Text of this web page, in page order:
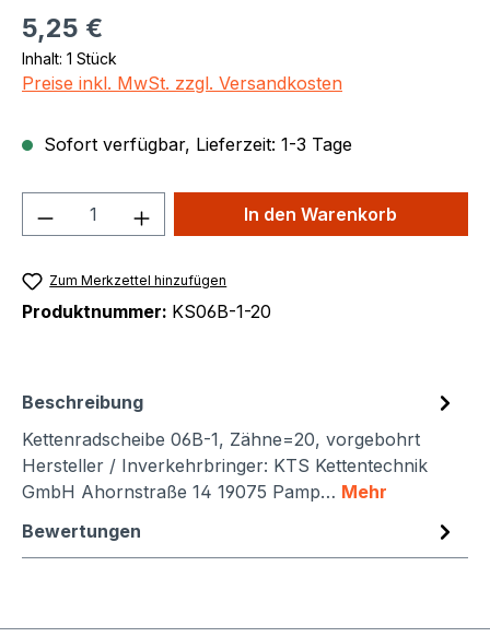
Regulärer Preis:
5,25 €
Inhalt: 1 Stück
Preise inkl. MwSt. zzgl. Versandkosten
Sofort verfügbar, Lieferzeit: 1-3 Tage
Produkt Anzahl: Gib denIn den Warenkorb
Zum Merkzettel hinzufügen
Produktnummer: KS06B-1-20
Beschreibung
Kettenradscheibe 06B-1, Zähne=20, vorgebohrt
Hersteller / Inverkehrbringer: KTS Kettentechnik
GmbH Ahornstraße 14 19075 Pamp… Mehr
Bewertungen